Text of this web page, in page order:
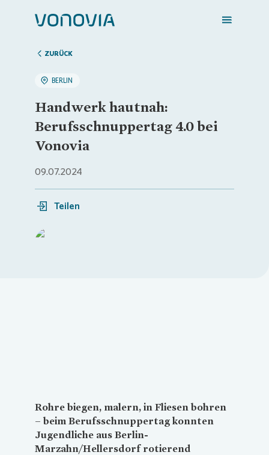
Zuhause finden
Mein Zuhause
Meine Stadt
ZURÜCK
BERLIN
Handwerk hautnah:
Berufsschnuppertag 4.0 bei
Vonovia
09.07.2024
Teilen
Rohre biegen, malern, in Fliesen bohren
– beim Berufsschnuppertag konnten
Jugendliche aus Berlin-
Marzahn/Hellersdorf rotierend